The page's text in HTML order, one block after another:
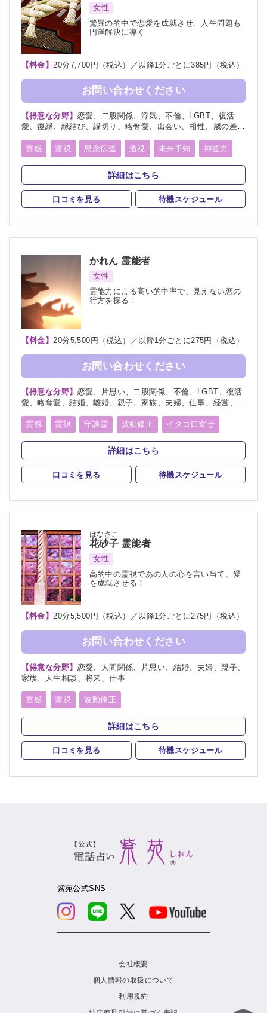
女性
驚異の的中で恋愛を成就させ、人生問題も
円満解決に導く
【料金】20分7,700円（税込）／以降1分ごとに385円（税込）
お問い合わせください
【得意な分野】 恋愛、二股関係、浮気、不倫、LGBT、復活
愛、復縁、縁結び、縁切り、略奪愛、出会い、相性、歳の差、
児、教育、介護、進路、学業、受験、就職、適職、仕事、転
職、経営、人間関係、健康、金運、引越し、開運、故人、生
霊、相手の気持ち、人探し、物探し
霊感 霊視 思念伝達 透視 未来予知 神通力
守護霊 縁結び 縁切り 除霊 祈願
詳細はこちら
口コミを見る 待機スケジュール
かれん 霊能者
女性
霊能力による高い的中率で、見えない恋の
行方を探る！
【料金】20分5,500円（税込）／以降1分ごとに275円（税込）
お問い合わせください
【得意な分野】 恋愛、片思い、二股関係、不倫、LGBT、復活
愛、略奪愛、結婚、離婚、親子、家族、夫婦、仕事、経営、適
霊感
霊視 守護霊 波動修正 イタコ口寄せ
詳細はこちら
口コミを見る 待機スケジュール
花砂子
はなさこ
霊能者
女性
高的中の霊視であの人の心を言い当て、愛
を成就させる！
【料金】20分5,500円（税込）／以降1分ごとに275円（税込）
お問い合わせください
【得意な分野】 恋愛、人間関係、片思い、結婚、夫婦、親子、
家族、人生相談、将来、仕事
霊感 霊視 波動修正
スピリチュアルカウンセリング オーラリーディング
詳細はこちら
口コミを見る 待機スケジュール
紫苑公式SNS
会社概要
個人情報の取扱について
利用規約